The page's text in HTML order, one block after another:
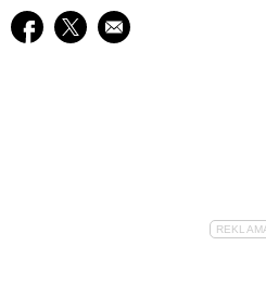
Udostępnij na facebook
Udostępnij na twitter
E-mail do przyjaciela